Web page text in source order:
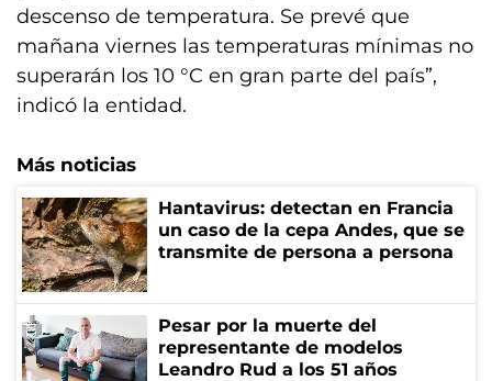
descenso de temperatura. Se prevé que
mañana viernes las temperaturas mínimas no
superarán los 10 °C en gran parte del país”,
indicó la entidad.
Más noticias
Hantavirus: detectan en Francia
un caso de la cepa Andes, que se
transmite de persona a persona
Pesar por la muerte del
representante de modelos
Leandro Rud a los 51 años